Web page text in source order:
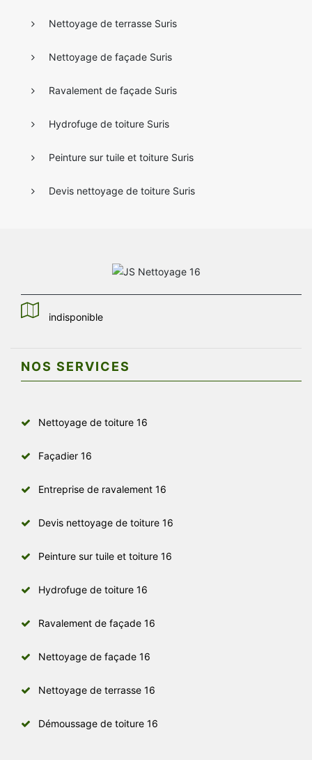
Nettoyage de terrasse Suris
Nettoyage de façade Suris
Ravalement de façade Suris
Hydrofuge de toiture Suris
Peinture sur tuile et toiture Suris
Devis nettoyage de toiture Suris
indisponible
NOS SERVICES
Nettoyage de toiture 16
Façadier 16
Entreprise de ravalement 16
Devis nettoyage de toiture 16
Peinture sur tuile et toiture 16
Hydrofuge de toiture 16
Ravalement de façade 16
Nettoyage de façade 16
Nettoyage de terrasse 16
Démoussage de toiture 16